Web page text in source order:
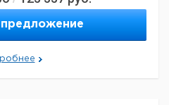
предложение